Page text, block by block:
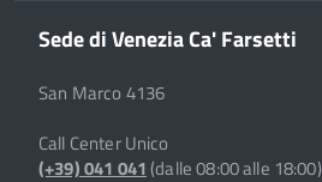
Sede di Venezia Ca' Farsetti
San Marco 4136
Call Center Unico
(+39) 041 041(dalle 08:00 alle 18:00)